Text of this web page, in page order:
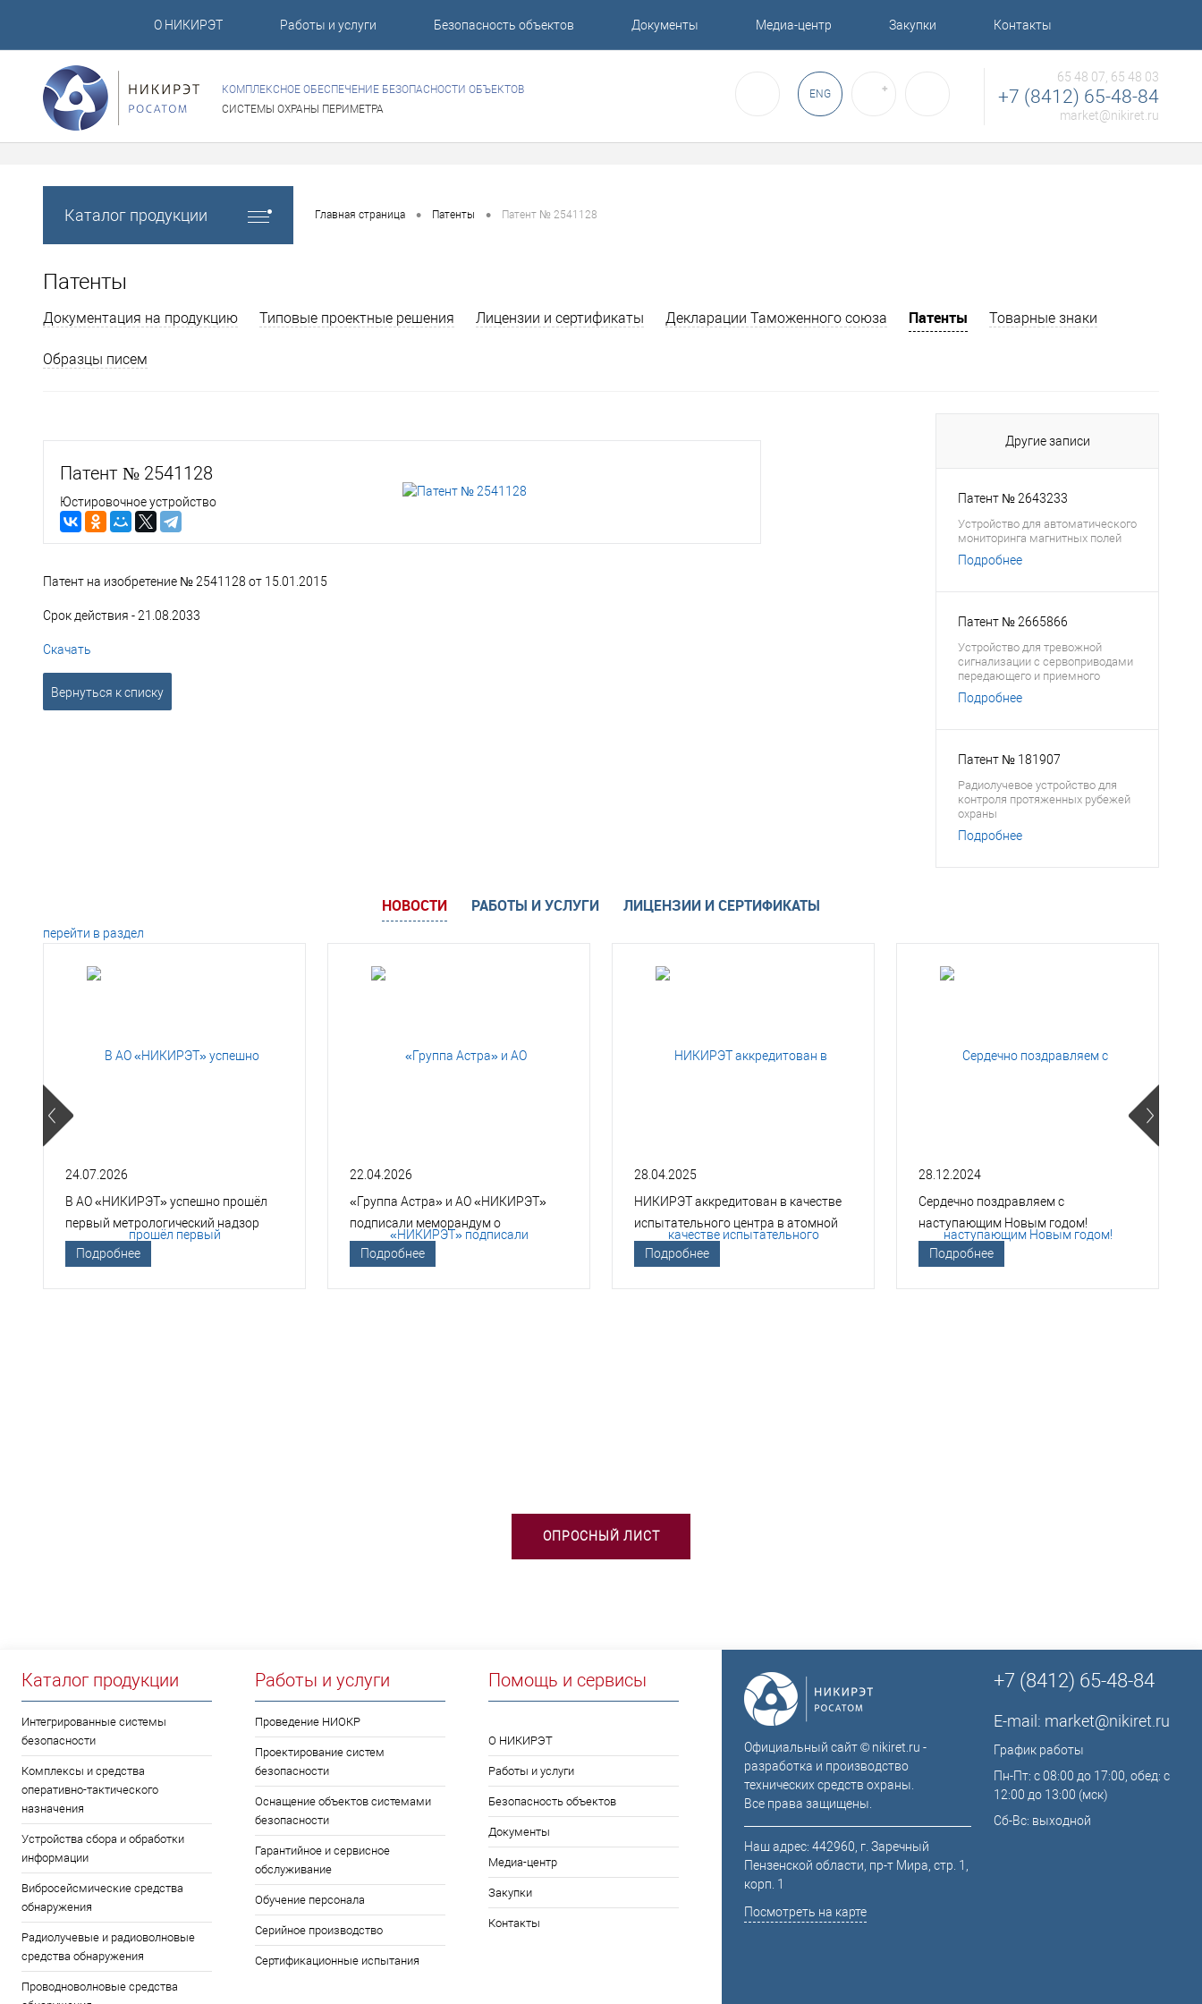
О НИКИРЭТ Работы и услуги Безопасность объектов Документы Медиа-центр Закупки Контакты
КОМПЛЕКСНОЕ ОБЕСПЕЧЕНИЕ БЕЗОПАСНОСТИ ОБЪЕКТОВ
СИСТЕМЫ ОХРАНЫ ПЕРИМЕТРА
ENG ✚
65 48 07, 65 48 03
+7 (8412) 65-48-84
market@nikiret.ru
Каталог продукции Главная страница • Патенты • Патент № 2541128
Патенты
Документация на продукцию Типовые проектные решения Лицензии и сертификаты Декларации Таможенного союза Патенты Товарные знаки
Образцы писем
Патент № 2541128
Юстировочное устройство
Патент на изобретение № 2541128 от 15.01.2015
Срок действия - 21.08.2033
Скачать
Вернуться к списку
Другие записи
Патент № 2643233
Устройство для автоматического
мониторинга магнитных полей
Подробнее
Патент № 2665866
Устройство для тревожной
сигнализации с сервоприводами
передающего и приемного
блоков
Подробнее
Патент № 181907
Радиолучевое устройство для
контроля протяженных рубежей
охраны
Подробнее
НОВОСТИ РАБОТЫ И УСЛУГИ ЛИЦЕНЗИИ И СЕРТИФИКАТЫ
перейти в раздел
24.07.2026
В АО «НИКИРЭТ» успешно прошёл
первый метрологический надзор
Госкорпорации «Росатом»
Подробнее
22.04.2026
«Группа Астра» и АО «НИКИРЭТ»
подписали меморандум о
технологическом сотрудничестве
Подробнее
28.04.2025
НИКИРЭТ аккредитован в качестве
испытательного центра в атомной
отрасли
Подробнее
28.12.2024
Сердечно поздравляем с
наступающим Новым годом!
Подробнее
ОПРОСНЫЙ ЛИСТ
Каталог продукции
Интегрированные системы
безопасности
Комплексы и средства
оперативно-тактического
назначения
Устройства сбора и обработки
информации
Вибросейсмические средства
обнаружения
Радиолучевые и радиоволновые
средства обнаружения
Проводноволновые средства
Работы и услуги
Проведение НИОКР
Проектирование систем
безопасности
Оснащение объектов системами
безопасности
Гарантийное и сервисное
обслуживание
Обучение персонала
Серийное производство
Сертификационные испытания
Помощь и сервисы
О НИКИРЭТ
Работы и услуги
Безопасность объектов
Документы
Медиа-центр
Закупки
Контакты
Официальный сайт © nikiret.ru -
разработка и производство
технических средств охраны.
Все права защищены.
Наш адрес: 442960, г. Заречный
Пензенской области, пр-т Мира, стр. 1,
корп. 1
Посмотреть на карте
+7 (8412) 65-48-84
E-mail: market@nikiret.ru
График работы
Пн-Пт: с 08:00 до 17:00, обед: с
12:00 до 13:00 (мск)
Сб-Вс: выходной